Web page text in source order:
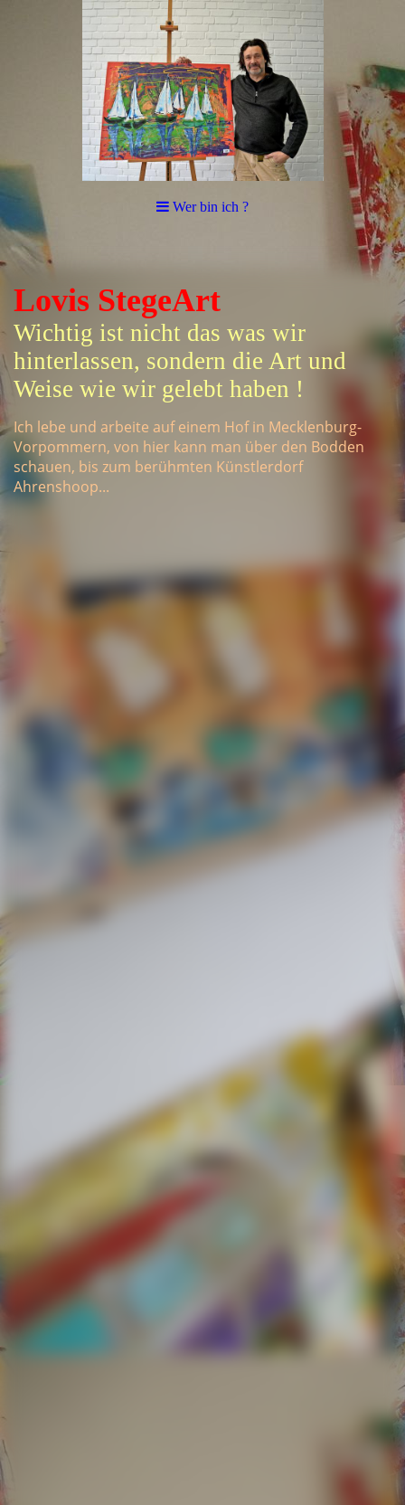
Wer bin ich ?
Lovis StegeArt
Wichtig ist nicht das was wir
hinterlassen, sondern die Art und
Weise wie wir gelebt haben !
Ich lebe und arbeite auf einem Hof in Mecklenburg-
Vorpommern, von hier kann man über den Bodden
schauen, bis zum berühmten Künstlerdorf
Ahrenshoop...